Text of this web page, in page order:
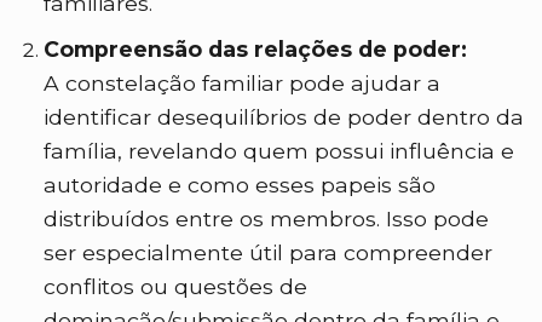
Compreensão das relações de poder:
A constelação familiar pode ajudar a
identificar desequilíbrios de poder dentro da
família, revelando quem possui influência e
autoridade e como esses papeis são
distribuídos entre os membros. Isso pode
ser especialmente útil para compreender
conflitos ou questões de